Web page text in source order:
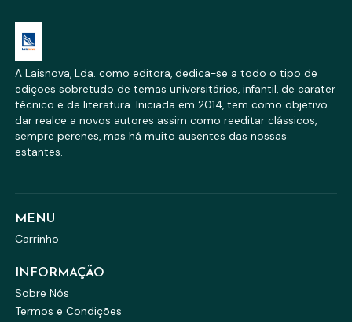
A Laisnova, Lda. como editora, dedica-se a todo o tipo de
edições sobretudo de temas universitários, infantil, de carater
técnico e de literatura. Iniciada em 2014, tem como objetivo
dar realce a novos autores assim como reeditar clássicos,
sempre perenes, mas há muito ausentes das nossas
estantes.
MENU
Carrinho
INFORMAÇÃO
Sobre Nós
Termos e Condições